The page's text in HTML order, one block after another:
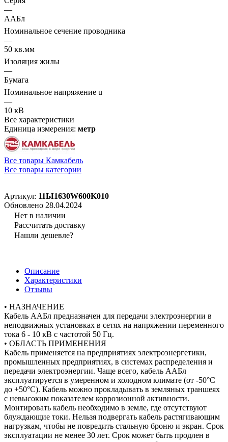
—
ААБл
Номинальное сечение проводника
—
50 кв.мм
Изоляция жилы
—
Бумага
Номинальное напряжение u
—
10 кВ
Все характеристики
Единица измерения: метр
Все товары Камкабель
Все товары категории
Артикул: 11Ы1630W600K010
Обновлено 28.04.2024
Нет в наличии
Рассчитать доставку
Нашли дешевле?
Описание
Характеристики
Отзывы
• НАЗНАЧЕНИЕ
Кабель ААБл предназначен для передачи электроэнергии в
неподвижных установках в сетях на напряжении переменного
тока 6 - 10 кВ с частотой 50 Гц.
• ОБЛАСТЬ ПРИМЕНЕНИЯ
Кабель применяется на предприятиях электроэнергетики,
промышленных предприятиях, в системах распределения и
передачи электроэнергии. Чаще всего, кабель ААБл
эксплуатируется в умеренном и холодном климате (от -50°С
до +50°С). Кабель можно прокладывать в земляных траншеях
с невысоким показателем коррозионной активности.
Монтировать кабель необходимо в земле, где отсутствуют
блуждающие токи. Нельзя подвергать кабель растягивающим
нагрузкам, чтобы не повредить стальную броню и экран. Срок
эксплуатации не менее 30 лет. Срок может быть продлен в